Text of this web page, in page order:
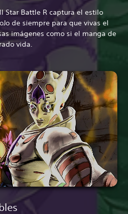
Star Battle R captura el estilo
de siempre para que vivas el
imágenes como si el manga de
vida.